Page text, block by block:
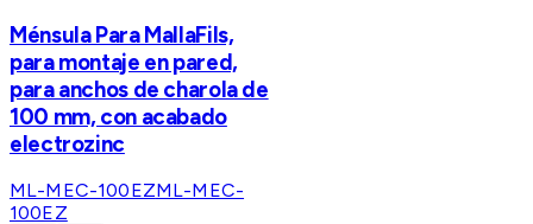
Ménsula Para MallaFils,
para montaje en pared,
para anchos de charola de
100 mm, con acabado
electrozinc
ML-MEC-100EZML-MEC-
100EZ